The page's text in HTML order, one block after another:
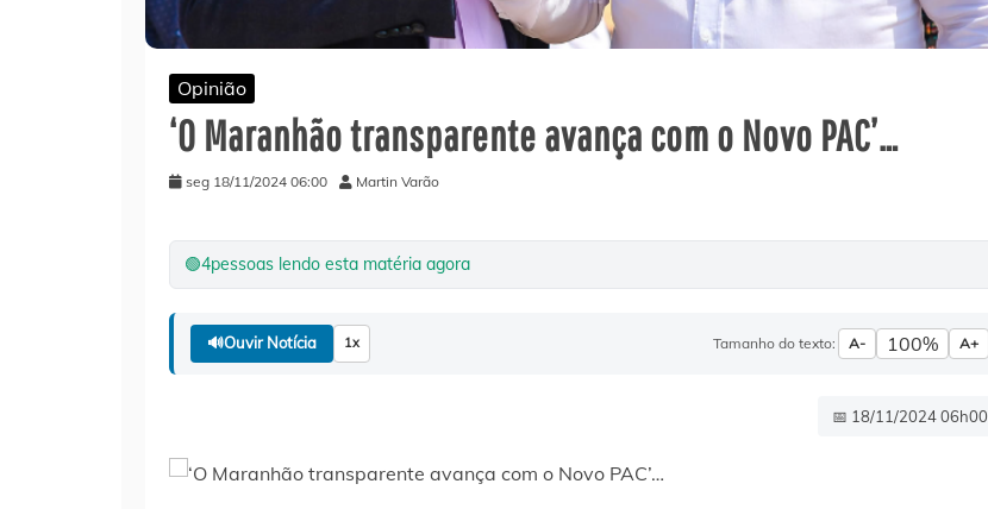
Opinião
‘O Maranhão transparente avança com o Novo PAC’…
seg 18/11/2024 06:00 Martin Varão
🟢4pessoas lendo esta matéria agora
🔊Ouvir Notícia 1x Tamanho do texto: A- 100% A+
📅 18/11/2024 06h00